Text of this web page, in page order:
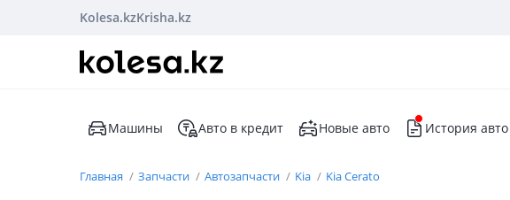
Kolesa.kzKrisha.kz
Машины Авто в кредит Новые авто История авто
Главная Запчасти Автозапчасти Kia Kia Cerato